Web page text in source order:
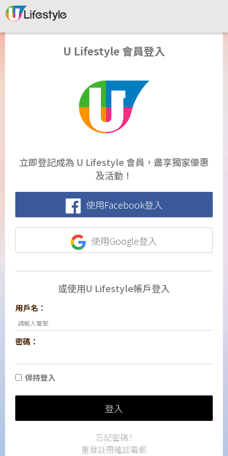
U Lifestyle 會員登入
立即登記成為 U Lifestyle 會員，盡享獨家優惠
及活動！
使用Facebook登入
使用Google登入
或使用U Lifestyle帳戶登入
用戶名：
密碼：
保持登入
登入
忘記密碼?
重發註冊確認電郵